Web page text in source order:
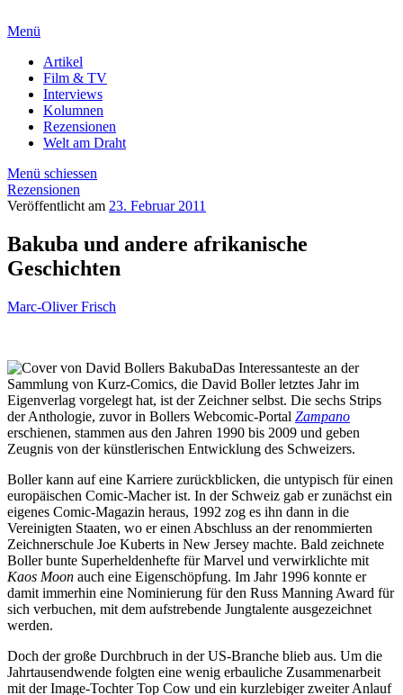
Menü
Artikel
Film & TV
Interviews
Kolumnen
Rezensionen
Welt am Draht
Menü schiessen
Rezensionen
Veröffentlicht am 23. Februar 2011
Bakuba und andere afrikanische
Geschichten
Marc-Oliver Frisch
Das Interessanteste an der
Sammlung von Kurz-Comics, die David Boller letztes Jahr im
Eigenverlag vorgelegt hat, ist der Zeichner selbst. Die sechs Strips
der Anthologie, zuvor in Bollers Webcomic-Portal Zampano
erschienen, stammen aus den Jahren 1990 bis 2009 und geben
Zeugnis von der künstlerischen Entwicklung des Schweizers.
Boller kann auf eine Karriere zurückblicken, die untypisch für einen
europäischen Comic-Macher ist. In der Schweiz gab er zunächst ein
eigenes Comic-Magazin heraus, 1992 zog es ihn dann in die
Vereinigten Staaten, wo er einen Abschluss an der renommierten
Zeichnerschule Joe Kuberts in New Jersey machte. Bald zeichnete
Boller bunte Superheldenhefte für Marvel und verwirklichte mit
Kaos Moon auch eine Eigenschöpfung. Im Jahr 1996 konnte er
damit immerhin eine Nominierung für den Russ Manning Award für
sich verbuchen, mit dem aufstrebende Jungtalente ausgezeichnet
werden.
Doch der große Durchbruch in der US-Branche blieb aus. Um die
Jahrtausendwende folgten eine wenig erbauliche Zusammenarbeit
mit der Image-Tochter Top Cow und ein kurzlebiger zweiter Anlauf